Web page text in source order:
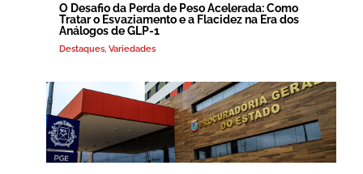
O Desafio da Perda de Peso Acelerada: Como
Tratar o Esvaziamento e a Flacidez na Era dos
Análogos de GLP-1
Destaques, Variedades